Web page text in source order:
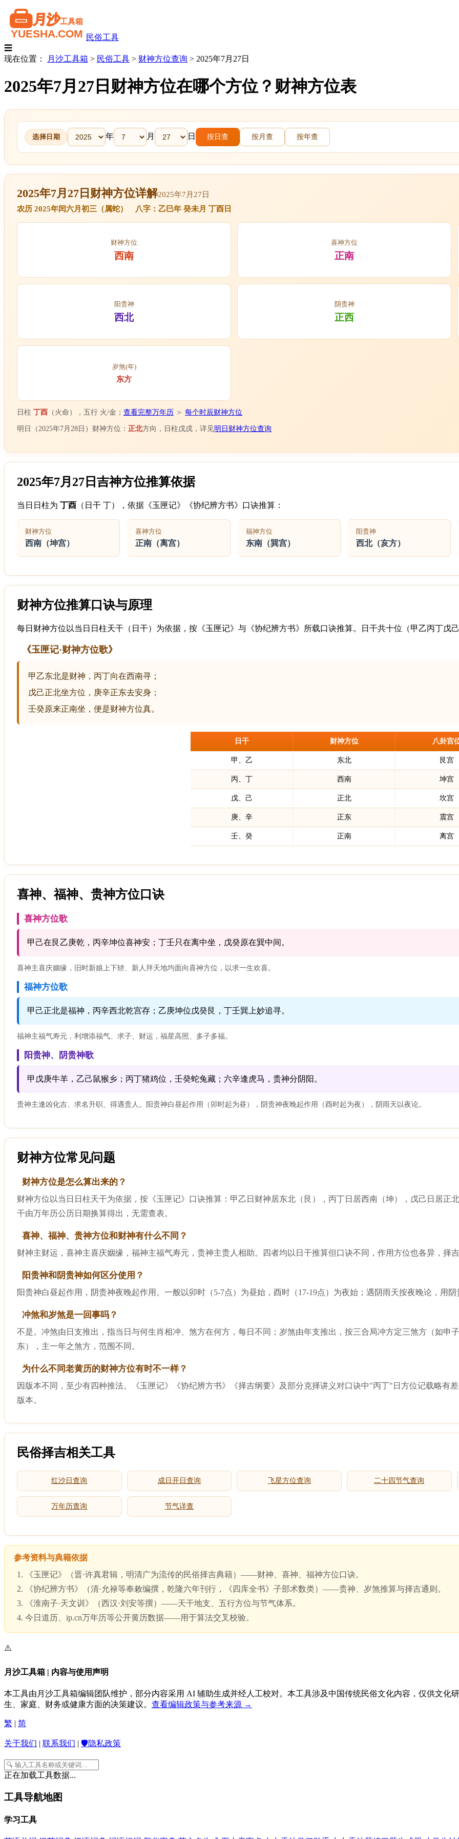
民俗工具
☰
现在位置：
月沙工具箱 > 民俗工具 > 财神方位查询 > 2025年7月27日
2025年7月27日财神方位在哪个方位？财神方位表
选择日期 年 月 日 按日查 按月查 按年查
2025年7月27日财神方位详解2025年7月27日
农历 2025年闰六月初三（属蛇） 八字：乙巳年 癸未月 丁酉日
财神方位
西南
喜神方位
正南
阳贵神
西北
阴贵神
正西
岁煞(年)
东方
日柱 丁酉 （火命），五行 火/金； 查看完整万年历 ＞ 每个时辰财神方位
明日（2025年7月28日）财神方位： 正北方向，日柱戊戌，详见明日财神方位查询
2025年7月27日吉神方位推算依据
当日日柱为 丁酉 （日干 丁），依据《玉匣记》《协纪辨方书》口诀推算：
财神方位
西南（坤宫）
喜神方位
正南（离宫）
福神方位
东南（巽宫）
阳贵神
西北（亥方）
财神方位推算口诀与原理
每日财神方位以当日日柱天干（日干）为依据，按《玉匣记》与《协纪辨方书》所载口诀推算。日干共十位（甲乙丙丁戊
《玉匣记·财神方位歌》
甲乙东北是财神，丙丁向在西南寻；
戊己正北坐方位，庚辛正东去安身；
壬癸原来正南坐，便是财神方位真。
日干 财神方位 八卦宫
甲、乙 东北 艮宫
丙、丁 西南 坤宫
戊、己 正北 坎宫
庚、辛 正东 震宫
壬、癸 正南 离宫
喜神、福神、贵神方位口诀
喜神方位歌
甲己在艮乙庚乾，丙辛坤位喜神安；丁壬只在离中坐，戊癸原在巽中间。
喜神主喜庆姻缘，旧时新娘上下轿、新人拜天地均面向喜神方位，以求一生欢喜。
福神方位歌
甲己正北是福神，丙辛西北乾宫存；乙庚坤位戊癸艮，丁壬巽上妙追寻。
福神主福气寿元，利增添福气、求子、财运，福星高照、多子多福。
阳贵神、阴贵神歌
甲戊庚牛羊，乙己鼠猴乡；丙丁猪鸡位，壬癸蛇兔藏；六辛逢虎马，贵神分阴阳。
贵神主逢凶化吉、求名升职、得遇贵人。阳贵神白昼起作用（卯时起为昼），阴贵神夜晚起作用（酉时起为夜），阴雨天以夜论。
财神方位常见问题
财神方位是怎么算出来的？
财神方位以当日日柱天干为依据，按《玉匣记》口诀推算：甲乙日财神居东北（艮），丙丁日居西南（坤），戊己日居正
干由万年历公历日期换算得出，无需查表。
喜神、福神、贵神方位和财神有什么不同？
财神主财运，喜神主喜庆姻缘，福神主福气寿元，贵神主贵人相助。四者均以日干推算但口诀不同，作用方位也各异，择
阳贵神和阴贵神如何区分使用？
阳贵神白昼起作用，阴贵神夜晚起作用。一般以卯时（5-7点）为昼始，酉时（17-19点）为夜始；遇阴雨天按夜晚论，用
冲煞和岁煞是一回事吗？
不是。冲煞由日支推出，指当日与何生肖相冲、煞方在何方，每日不同；岁煞由年支推出，按三合局冲方定三煞方（如申
东），主一年之煞方，范围不同。
为什么不同老黄历的财神方位有时不一样？
因版本不同，至少有四种推法。《玉匣记》《协纪辨方书》《择吉纲要》及部分克择讲义对口诀中"丙丁"日方位记载略有
版本。
民俗择吉相关工具
红沙日查询 成日开日查询 飞星方位查询 二十四节气查询
万年历查询 节气详查
参考资料与典籍依据
《玉匣记》（晋·许真君辑，明清广为流传的民俗择吉典籍）——财神、喜神、福神方位口诀。
《协纪辨方书》（清·允禄等奉敕编撰，乾隆六年刊行，《四库全书》子部术数类）——贵神、岁煞推算与择吉通则。
《淮南子·天文训》（西汉·刘安等撰）——天干地支、五行方位与节气体系。
今日道历、ip.cn万年历等公开黄历数据——用于算法交叉校验。
⚠️
月沙工具箱 | 内容与使用声明
本工具由月沙工具箱编辑团队维护，部分内容采用 AI 辅助生成并经人工校对。本工具涉及中国传统民俗文化内容，仅供文化
生、家庭、财务或健康方面的决策建议。 查看编辑政策与参考来源 →
繁 | 简
关于我们 | 联系我们 | 🛡️隐私政策
正在加载工具数据...
工具导航地图
学习工具